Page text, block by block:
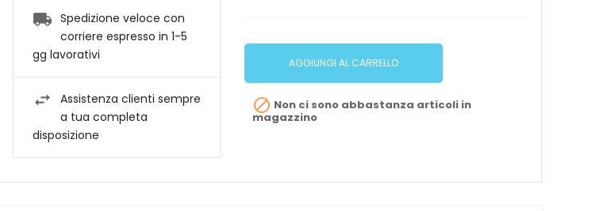
AGGIUNGI AL CARRELLO
 Non ci sono abbastanza articoli in
magazzino
Spedizione veloce con
corriere espresso in 1-5
gg lavorativi
Assistenza clienti sempre
a tua completa
disposizione